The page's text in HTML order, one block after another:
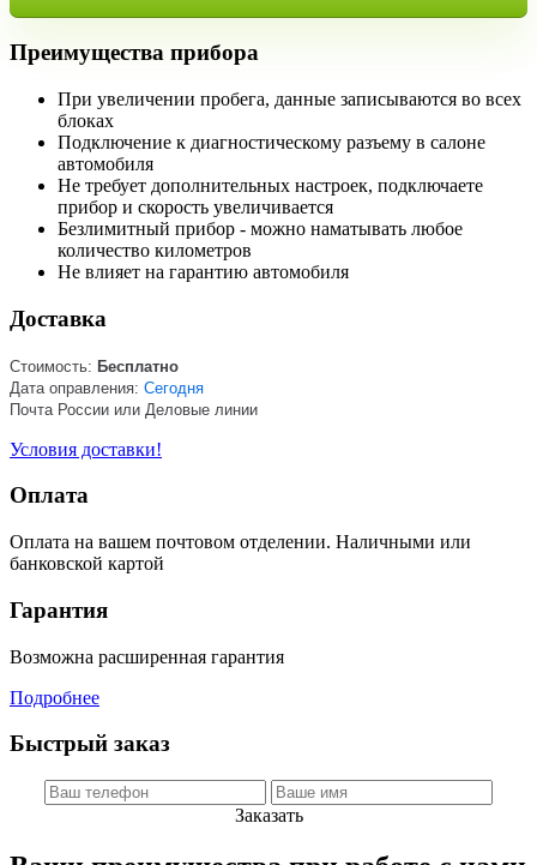
Преимущества прибора
При увеличении пробега, данные записываются во всех
блоках
Подключение к диагностическому разъему в салоне
автомобиля
Не требует дополнительных настроек, подключаете
прибор и скорость увеличивается
Безлимитный прибор - можно наматывать любое
количество километров
Не влияет на гарантию автомобиля
Доставка
Стоимость: Бесплатно
Дата оправления: Сегодня
Почта России или Деловые линии
Условия доставки!
Оплата
Оплата на вашем почтовом отделении. Наличными или
банковской картой
Гарантия
Возможна расширенная гарантия
Подробнее
Быстрый заказ
Заказать